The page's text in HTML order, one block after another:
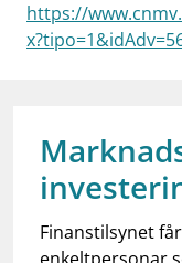
mail_outlineKontakt oss
notifications_noneAbonner på
https://
Finanstilsynet